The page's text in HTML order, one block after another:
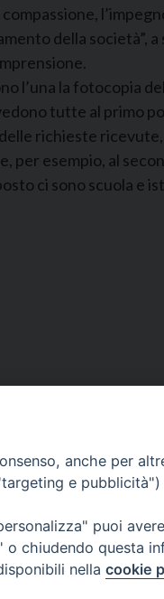
della società”,
l’una la fotocopia
tutte al primo
richieste ricevute,
esempio, al
ci sono scuola e
.
anche per
e
puoi
chiudendo questa
nella cookie